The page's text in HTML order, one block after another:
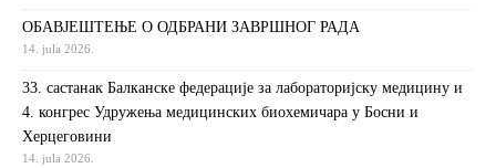
ОБАВЈЕШТЕЊЕ О ОДБРАНИ ЗАВРШНОГ РАДА
14. jula 2026.
33. састанак Балканске федерације за лабораторијску медицину и
4. конгрес Удружења медицинских биохемичара у Босни и
Херцеговини
14. jula 2026.